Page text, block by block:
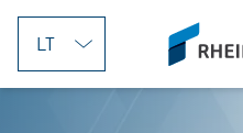
jumpToMain
siteLogo